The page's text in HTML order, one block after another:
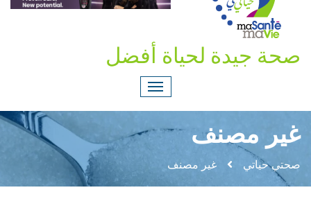
صحة جيدة لحياة أفضل
غير مصنف
صحتي حياتي غير مصنف